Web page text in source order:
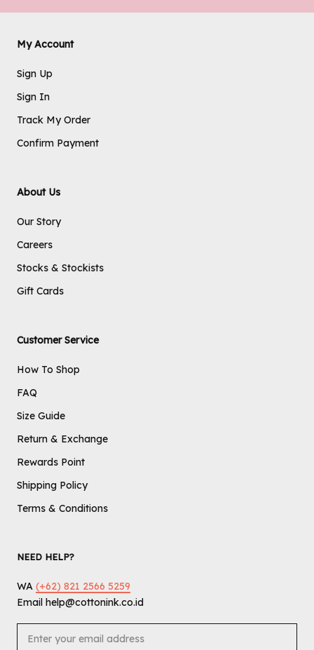
My Account
Sign Up
Sign In
Track My Order
Confirm Payment
About Us
Our Story
Careers
Stocks & Stockists
Gift Cards
Customer Service
How To Shop
FAQ
Size Guide
Return & Exchange
Rewards Point
Shipping Policy
Terms & Conditions
NEED HELP?
WA (+62) 821 2566 5259
Email help@cottonink.co.id